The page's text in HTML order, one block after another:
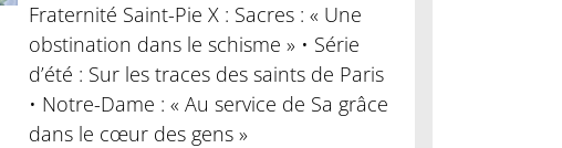
Fraternité Saint-Pie X : Sacres : « Une
obstination dans le schisme » • Série
d’été : Sur les traces des saints de Paris
• Notre-Dame : « Au service de Sa grâce
dans le cœur des gens »